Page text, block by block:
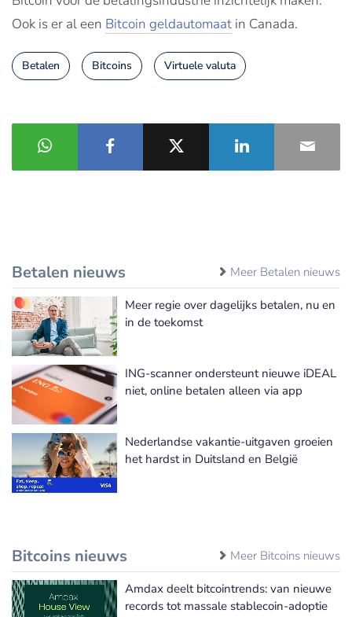
Ook is er al een Bitcoin geldautomaat in Canada.
Betalen Bitcoins Virtuele valuta
Betalen nieuws Meer Betalen nieuws
Meer regie over dagelijks betalen, nu en
in de toekomst
ING-scanner ondersteunt nieuwe iDEAL
niet, online betalen alleen via app
Nederlandse vakantie-uitgaven groeien
het hardst in Duitsland en België
Bitcoins nieuws Meer Bitcoins nieuws
Amdax deelt bitcointrends: van nieuwe
records tot massale stablecoin-adoptie